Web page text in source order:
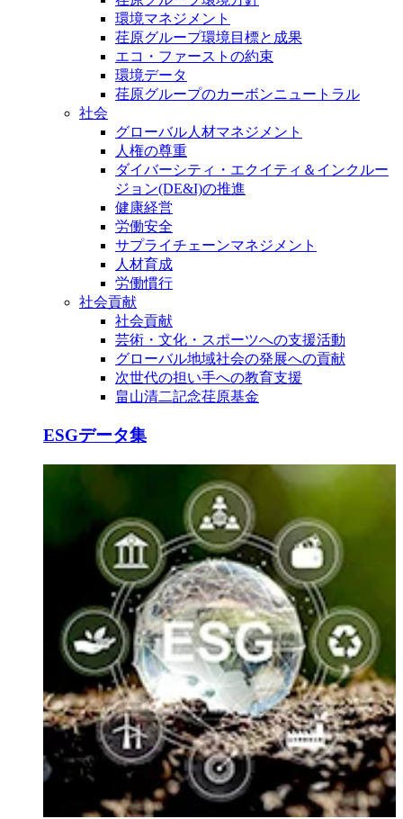
環境マネジメント
荏原グループ環境目標と成果
エコ・ファーストの約束
環境データ
荏原グループのカーボンニュートラル
社会
グローバル人材マネジメント
人権の尊重
ダイバーシティ・エクイティ＆インクルー
ジョン(DE&I)の推進
健康経営
労働安全
サプライチェーンマネジメント
人材育成
労働慣行
社会貢献
社会貢献
芸術・文化・スポーツへの支援活動
グローバル地域社会の発展への貢献
次世代の担い手への教育支援
畠山清二記念荏原基金
ESGデータ集